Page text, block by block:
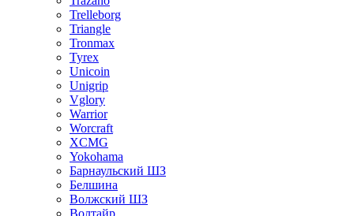
Trelleborg
Triangle
Tronmax
Tyrex
Unicoin
Unigrip
Vglory
Warrior
Worcraft
XCMG
Yokohama
Барнаульский ШЗ
Белшина
Волжский ШЗ
Волтайр